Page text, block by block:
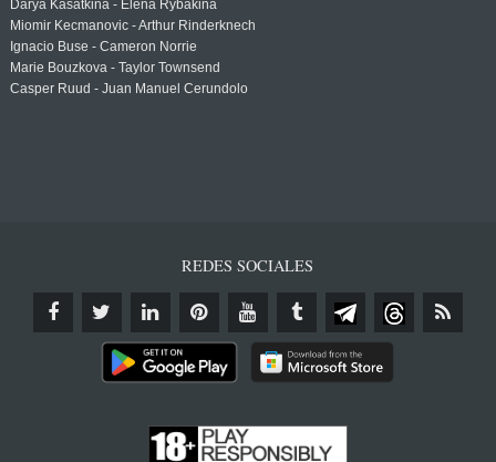
Darya Kasatkina - Elena Rybakina
Miomir Kecmanovic - Arthur Rinderknech
Ignacio Buse - Cameron Norrie
Marie Bouzkova - Taylor Townsend
Casper Ruud - Juan Manuel Cerundolo
REDES SOCIALES